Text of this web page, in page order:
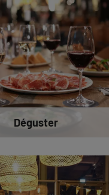
Déguster